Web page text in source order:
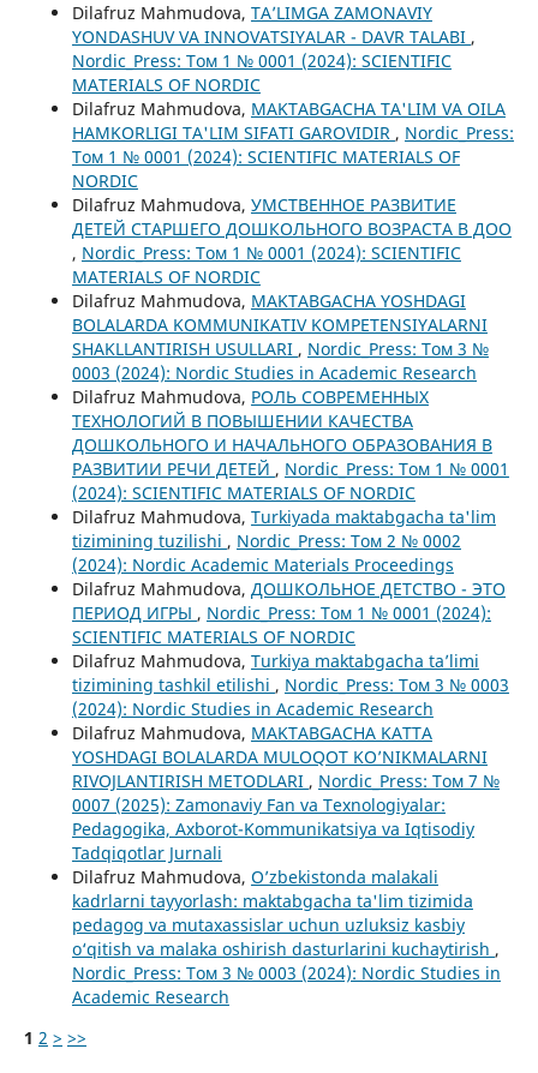
Dilafruz Mahmudova, TA’LIMGA ZAMONAVIY
YONDASHUV VA INNOVATSIYALAR - DAVR TALABI ,
Nordic_Press: Том 1 № 0001 (2024): SCIENTIFIC
MATERIALS OF NORDIC
Dilafruz Mahmudova, MAKTABGACHA TA'LIM VA OILA
HAMKORLIGI TA'LIM SIFATI GAROVIDIR , Nordic_Press:
Том 1 № 0001 (2024): SCIENTIFIC MATERIALS OF
NORDIC
Dilafruz Mahmudova, УМСТВЕННОЕ РАЗВИТИЕ
ДЕТЕЙ СТАРШЕГО ДОШКОЛЬНОГО ВОЗРАСТА В ДОО
, Nordic_Press: Том 1 № 0001 (2024): SCIENTIFIC
MATERIALS OF NORDIC
Dilafruz Mahmudova, MAKTABGACHA YOSHDAGI
BOLALARDA KOMMUNIKATIV KOMPETENSIYALARNI
SHAKLLANTIRISH USULLARI , Nordic_Press: Том 3 №
0003 (2024): Nordic Studies in Academic Research
Dilafruz Mahmudova, РОЛЬ СОВРЕМЕННЫХ
ТЕХНОЛОГИЙ В ПОВЫШЕНИИ КАЧЕСТВА
ДОШКОЛЬНОГО И НАЧАЛЬНОГО ОБРАЗОВАНИЯ В
РАЗВИТИИ РЕЧИ ДЕТЕЙ , Nordic_Press: Том 1 № 0001
(2024): SCIENTIFIC MATERIALS OF NORDIC
Dilafruz Mahmudova, Turkiyada maktabgacha ta'lim
tizimining tuzilishi , Nordic_Press: Том 2 № 0002
(2024): Nordic Academic Materials Proceedings
Dilafruz Mahmudova, ДОШКОЛЬНОЕ ДЕТСТВО - ЭТО
ПЕРИОД ИГРЫ , Nordic_Press: Том 1 № 0001 (2024):
SCIENTIFIC MATERIALS OF NORDIC
Dilafruz Mahmudova, Turkiya maktabgacha ta’limi
tizimining tashkil etilishi , Nordic_Press: Том 3 № 0003
(2024): Nordic Studies in Academic Research
Dilafruz Mahmudova, MAKTABGACHA KATTA
YOSHDAGI BOLALARDA MULOQOT KO’NIKMALARNI
RIVOJLANTIRISH METODLARI , Nordic_Press: Том 7 №
0007 (2025): Zamonaviy Fan va Texnologiyalar:
Pedagogika, Axborot-Kommunikatsiya va Iqtisodiy
Tadqiqotlar Jurnali
Dilafruz Mahmudova, O’zbekistonda malakali
kadrlarni tayyorlash: maktabgacha ta'lim tizimida
pedagog va mutaxassislar uchun uzluksiz kasbiy
o‘qitish va malaka oshirish dasturlarini kuchaytirish ,
Nordic_Press: Том 3 № 0003 (2024): Nordic Studies in
Academic Research
1 2 > >>